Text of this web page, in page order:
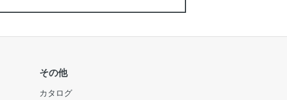
その他
カタログ